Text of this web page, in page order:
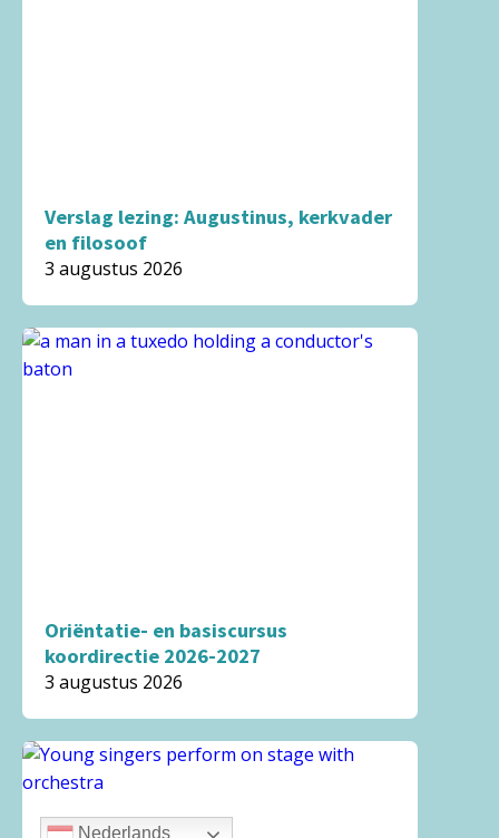
Verslag lezing: Augustinus, kerkvader
en filosoof
3 augustus 2026
Oriëntatie- en basiscursus
koordirectie 2026-2027
3 augustus 2026
Nederlands